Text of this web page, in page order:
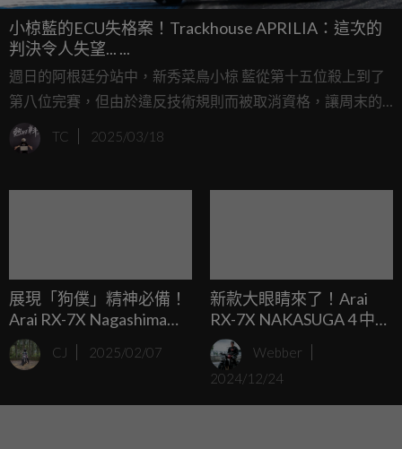
小椋藍的ECU失格案！Trackhouse APRILIA：這次的
判決令人失望... ...
週日的阿根廷分站中，新秀菜鳥小椋 藍從第十五位殺上到了
第八位完賽，但由於違反技術規則而被取消資格，讓周末的
努力成了泡影。
TC 2025/03/18
展現「狗僕」精神必備！
Arai RX-7X Nagashima全
新塗裝將於三月中旬登場
CJ 2025/02/07
新款大眼睛來了！Arai
RX-7X NAKASUGA 4 中須
賀克行 安全帽塗裝新登場
Webber
2024/12/24